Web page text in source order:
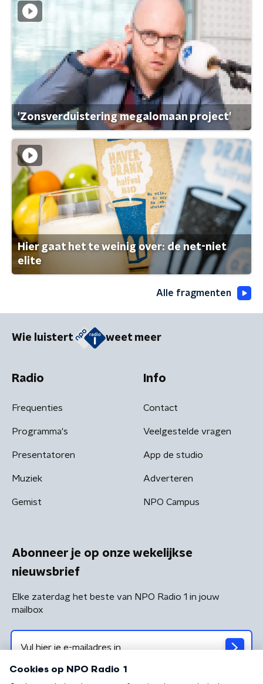
'Zonsverduistering megalomaan project'
Hier gaat het te weinig over: de net-niet
elite
Alle fragmenten
Wie luistert weet meer
Radio
Frequenties
Programma's
Presentatoren
Muziek
Gemist
Info
Contact
Veelgestelde vragen
App de studio
Adverteren
NPO Campus
Abonneer je op onze wekelijkse
nieuwsbrief
Elke zaterdag het beste van NPO Radio 1 in jouw
mailbox